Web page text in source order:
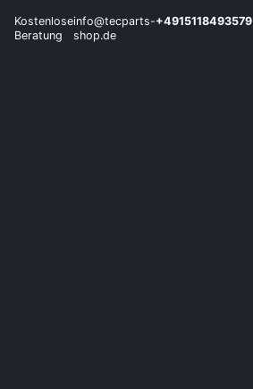
Kostenlose
Beratung
info@tecparts-
shop.de
+4915118493579